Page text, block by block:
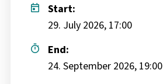
today
Start:
29. July 2026, 17:00
timer
End:
24. September 2026, 19:00